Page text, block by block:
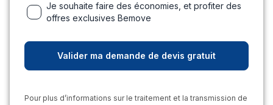
Je souhaite faire des économies, et profiter des
offres exclusives Bemove
Pour plus d’informations sur le traitement et la transmission de